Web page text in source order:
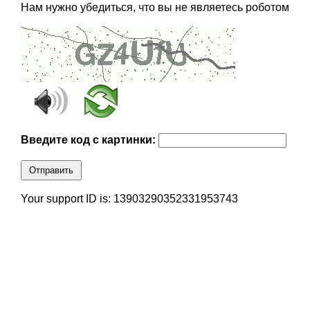
Нам нужно убедиться, что вы не являетесь роботом
Введите код с картинки:
Отправить
Your support ID is: 13903290352331953743